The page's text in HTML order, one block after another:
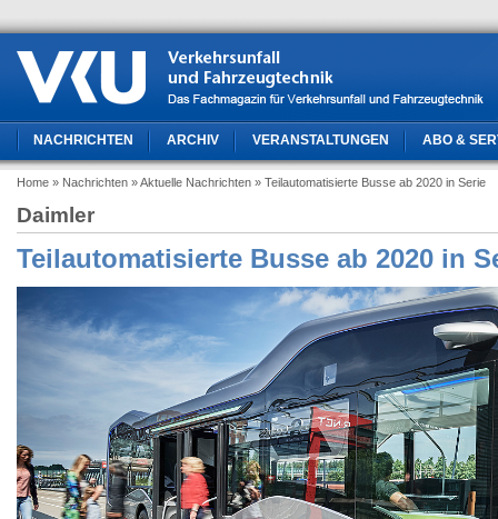
NACHRICHTEN ARCHIV VERANSTALTUNGEN ABO &
Home » Nachrichten » Aktuelle Nachrichten » Teilautomatisierte Busse ab 2020 in Serie
Daimler
Teilautomatisierte Busse ab 2020 in